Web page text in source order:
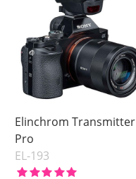
Elinchrom Transmitter
Pro
EL-193